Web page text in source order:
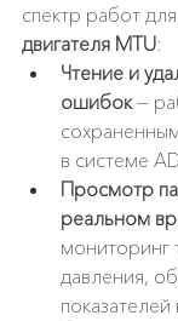
спектр работ для
двигателя MTU:
Чтение и
ошибок —
в системе
Просмотр
реальном
мониторинг
давления,